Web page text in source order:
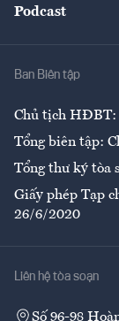
Podcast
Ban Biên tập
Chủ tịch HĐBT:
Tổng biên tập:
Tổng thư ký tòa
Giấy phép Tạp
26/6/2020
Liên hệ tòa soạn
Số 96-98